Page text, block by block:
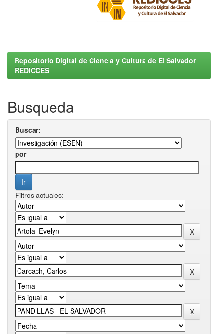
Repositorio Digital de Ciencia y Cultura de El Salvador
REDICCES
Busqueda
Buscar:
por
Filtros actuales: